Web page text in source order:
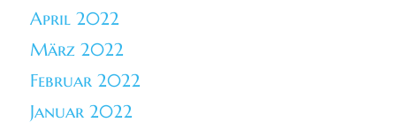
April 2022
März 2022
Februar 2022
Januar 2022